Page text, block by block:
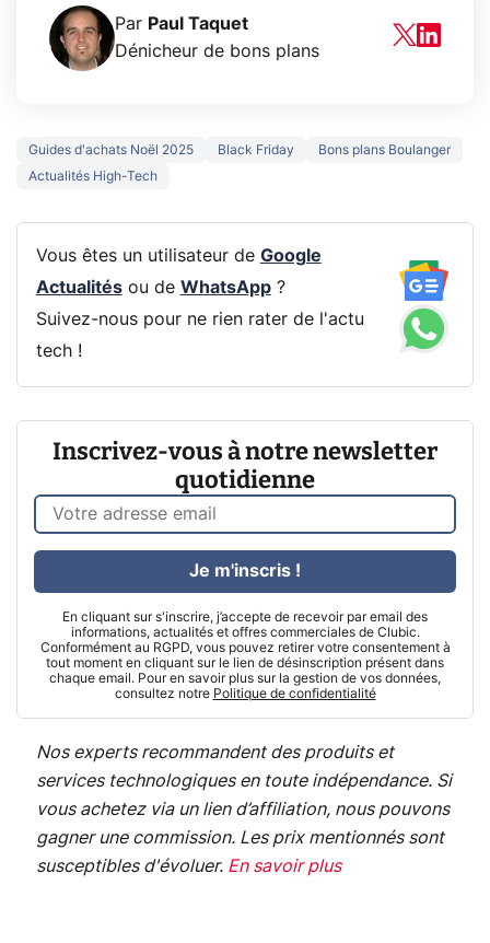
Par Paul Taquet
Dénicheur de bons plans
Guides d'achats Noël 2025 Black Friday
Bons plans Boulanger
Actualités High-Tech
Vous êtes un utilisateur de Google
Actualitésou de WhatsApp?
Suivez-nous pour ne rien rater de l'actu
tech !
Inscrivez-vous à notre newsletter
quotidienne
En cliquant sur s'inscrire, j’accepte de recevoir par email des
informations, actualités et offres commerciales de Clubic.
Conformément au RGPD, vous pouvez retirer votre consentement à
tout moment en cliquant sur le lien de désinscription présent dans
chaque email. Pour en savoir plus sur la gestion de vos données,
consultez notre Politique de confidentialité
Je m'inscris !
Nos experts recommandent des produits et
services technologiques en toute indépendance. Si
vous achetez via un lien d’affiliation, nous pouvons
gagner une commission. Les prix mentionnés sont
susceptibles d'évoluer. En savoir plus